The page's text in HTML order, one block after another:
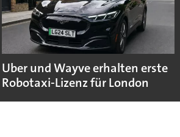
Uber und Wayve erhalten erste
Robotaxi-Lizenz für London